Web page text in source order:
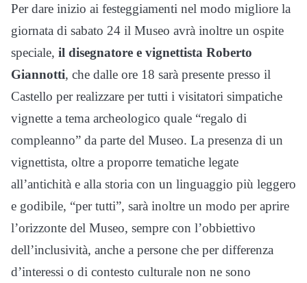
Per dare inizio ai festeggiamenti nel modo migliore la
giornata di sabato 24 il Museo avrà inoltre un ospite
speciale, il disegnatore e vignettista Roberto
Giannotti, che dalle ore 18 sarà presente presso il
Castello per realizzare per tutti i visitatori simpatiche
vignette a tema archeologico quale “regalo di
compleanno” da parte del Museo. La presenza di un
vignettista, oltre a proporre tematiche legate
all’antichità e alla storia con un linguaggio più leggero
e godibile, “per tutti”, sarà inoltre un modo per aprire
l’orizzonte del Museo, sempre con l’obbiettivo
dell’inclusività, anche a persone che per differenza
d’interessi o di contesto culturale non ne sono